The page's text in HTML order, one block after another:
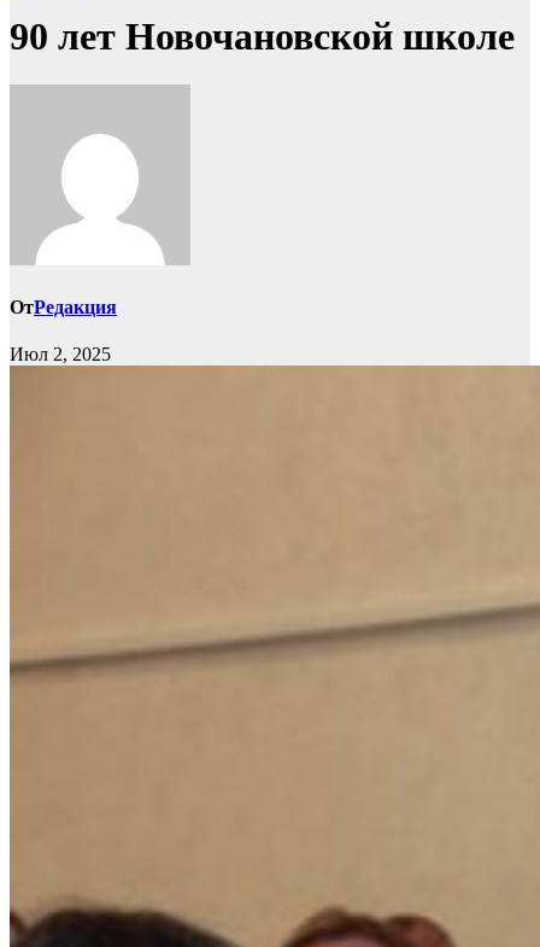
90 лет Новочановской школе
ОтРедакция
Июл 2, 2025